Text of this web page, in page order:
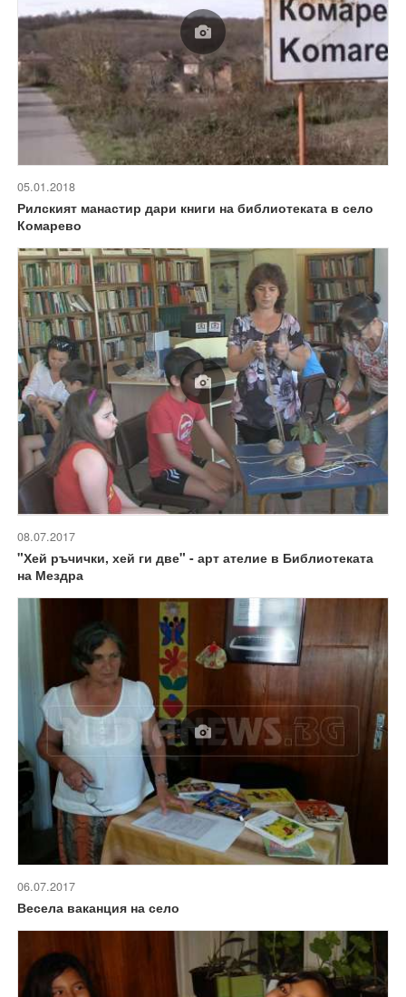
05.01.2018
Рилският манастир дари книги на библиотеката в село
Комарево
08.07.2017
"Хей ръчички, хей ги две" - арт ателие в Библиотеката
на Мездра
06.07.2017
Весела ваканция на село